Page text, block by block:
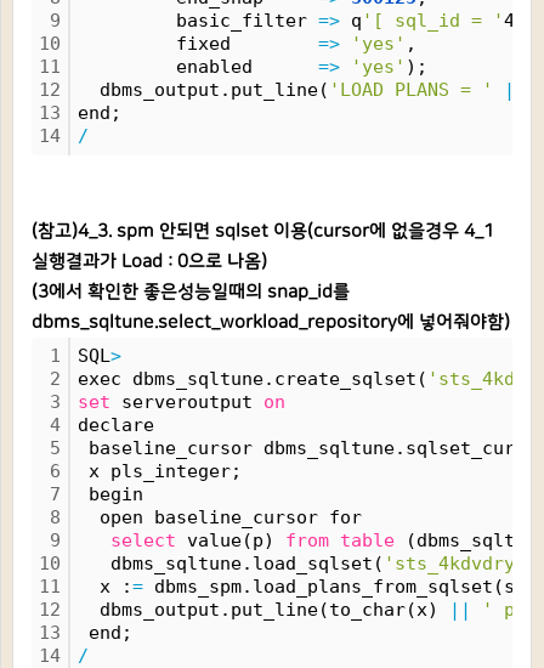
9
10
11
12
13
14
basic_filter => q '[ sql_id = '
fixed => 'yes' ,
enabled => 'yes' );
dbms_output.put_line( 'LOAD PLANS = ' |
end;
/
(참고)4_3. spm 안되면 sqlset 이용(cursor에 없을경우 4_1
실행결과가 Load : 0으로 나옴)
(3에서 확인한 좋은성능일때의 snap_id를
dbms_sqltune.select_workload_repository에 넣어줘야함)
1
2
3
4
5
6
7
8
9
10
11
12
13
14
SQL>
exec dbms_sqltune.create_sqlset(
set serveroutput on
declare
baseline_cursor
x pls_integer;
begin
open baseline_cursor for
select value(p) from table
dbms_sqltune.load_sqlset(
x :=
dbms_output.put_line(to_char(x)
| |
'
end;
/